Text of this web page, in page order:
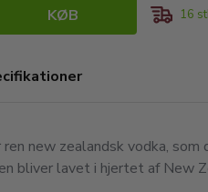
KØB 16
new zealandsk vodka,
bliver lavet i hjertet af New